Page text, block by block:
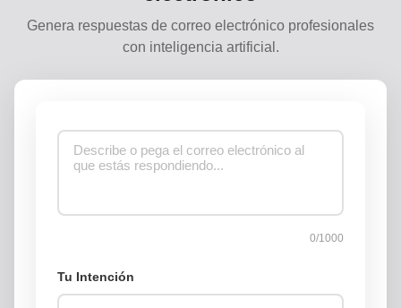
Genera respuestas de correo electrónico profesionales
con inteligencia artificial.
0/1000
Tu Intención